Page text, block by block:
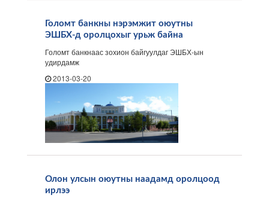
Голомт банкны нэрэмжит оюутны
ЭШБХ-д оролцохыг урьж байна
Голомт банкнаас зохион байгуулдаг ЭШБХ-ын
удирдамж
2013-03-20
Олон улсын оюутны наадамд оролцоод
ирлээ